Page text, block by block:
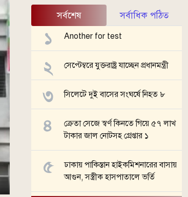
সর্বশেষ সর্বাধিক পঠিত
Another for test
সেপ্টেম্বরে যুক্তরাষ্ট্র যাচ্ছেন প্রধানমন্ত্রী
সিলেটে দুই বাসের সংঘর্ষে নিহত ৮
ক্রেতা সেজে স্বর্ণ কিনতে গিয়ে ৫৭ লাখ
টাকার জাল নোটসহ গ্রেপ্তার ১
ঢাকায় পাকিস্তান হাইকমিশনারের বাসায়
আগুন, সস্ত্রীক হাসপাতালে ভর্তি